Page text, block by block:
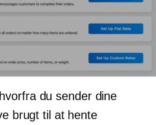
du sender dine
brugt til at hente